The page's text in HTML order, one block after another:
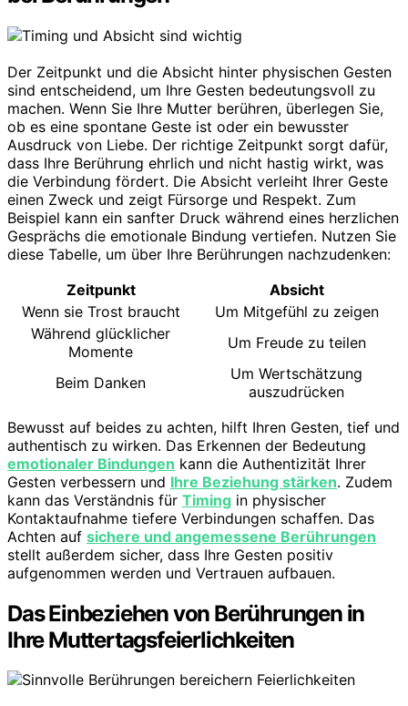
Der Zeitpunkt und die Absicht hinter physischen Gesten
sind entscheidend, um Ihre Gesten bedeutungsvoll zu
machen. Wenn Sie Ihre Mutter berühren, überlegen Sie,
ob es eine spontane Geste ist oder ein bewusster
Ausdruck von Liebe. Der richtige Zeitpunkt sorgt dafür,
dass Ihre Berührung ehrlich und nicht hastig wirkt, was
die Verbindung fördert. Die Absicht verleiht Ihrer Geste
einen Zweck und zeigt Fürsorge und Respekt. Zum
Beispiel kann ein sanfter Druck während eines herzlichen
Gesprächs die emotionale Bindung vertiefen. Nutzen Sie
diese Tabelle, um über Ihre Berührungen nachzudenken:
Zeitpunkt
Absicht
Wenn sie Trost braucht
Um Mitgefühl zu zeigen
Während glücklicher
Momente
Um Freude zu teilen
Beim Danken
Um Wertschätzung
auszudrücken
Bewusst auf beides zu achten, hilft Ihren Gesten, tief und
authentisch zu wirken. Das Erkennen der Bedeutung
emotionaler Bindungen kann die Authentizität Ihrer
Gesten verbessern und Ihre Beziehung stärken. Zudem
kann das Verständnis für Timing in physischer
Kontaktaufnahme tiefere Verbindungen schaffen. Das
Achten auf sichere und angemessene Berührungen
stellt außerdem sicher, dass Ihre Gesten positiv
aufgenommen werden und Vertrauen aufbauen.
Das Einbeziehen von Berührungen in
Ihre Muttertagsfeierlichkeiten